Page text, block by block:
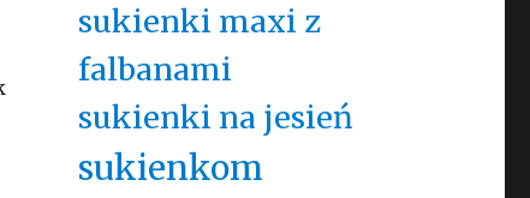
sukienki maxi z
falbanami
sukienki na jesień
sukienkom